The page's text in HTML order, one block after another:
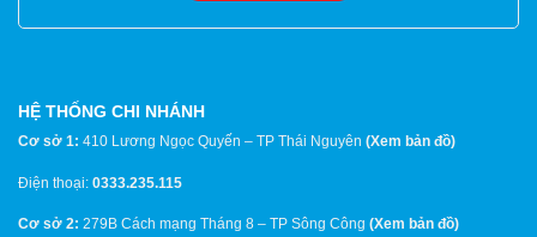
HỆ THỐNG CHI NHÁNH
Cơ sở 1: 410 Lương Ngọc Quyến – TP Thái Nguyên (Xem bản đồ)
Điện thoại: 0333.235.115
Cơ sở 2: 279B Cách mạng Tháng 8 – TP Sông Công (Xem bản đồ)